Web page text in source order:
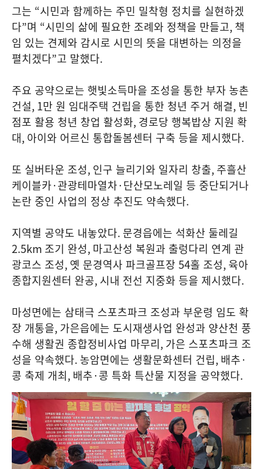
그는 “시민과 함께하는 주민 밀착형 정치를 실현하겠
다”며 “시민의 삶에 필요한 조례와 정책을 만들고, 책
임 있는 견제와 감시로 시민의 뜻을 대변하는 의정을
펼치겠다”고 말했다.
주요 공약으로는 햇빛소득마을 조성을 통한 부자 농촌
건설, 1만 원 임대주택 건립을 통한 청년 주거 해결, 빈
점포 활용 청년 창업 활성화, 경로당 행복밥상 지원 확
대, 아이와 어르신 통합돌봄센터 구축 등을 제시했다.
또 실버타운 조성, 인구 늘리기와 일자리 창출, 주흘산
케이블카·관광테마열차·단산모노레일 등 중단되거나
논란 중인 사업의 정상 추진도 약속했다.
지역별 공약도 내놓았다. 문경읍에는 석화산 둘레길
2.5km 조기 완성, 마고산성 복원과 출렁다리 연계 관
광코스 조성, 옛 문경역사 파크골프장 54홀 조성, 육아
종합지원센터 완공, 시내 전선 지중화 등을 제시했다.
마성면에는 삼태극 스포츠파크 조성과 부운령 임도 확
장 개통을, 가은읍에는 도시재생사업 완성과 양산천 풍
수해 생활권 종합정비사업 마무리, 가은 스포츠파크 조
성을 약속했다. 농암면에는 생활문화센터 건립, 배추·
콩 축제 개최, 배추·콩 특화 특산물 지정을 공약했다.